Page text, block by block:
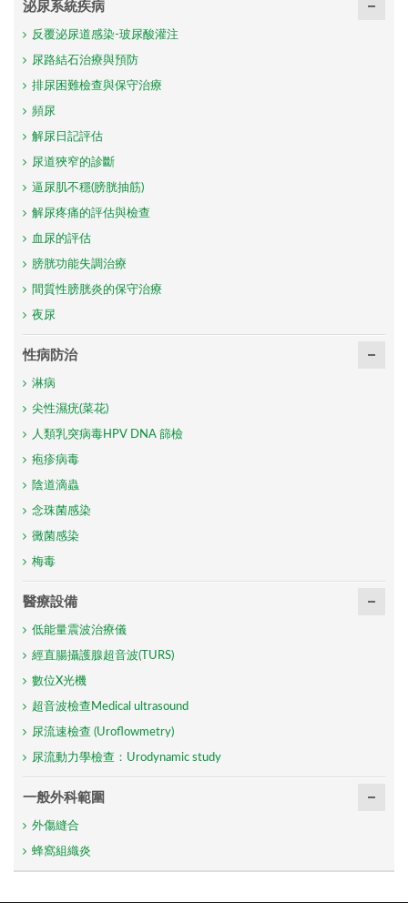
泌尿系統疾病
反覆泌尿道感染-玻尿酸灌注
尿路結石治療與預防
排尿困難檢查與保守治療
頻尿
解尿日記評估
尿道狹窄的診斷
逼尿肌不穩(膀胱抽筋)
解尿疼痛的評估與檢查
血尿的評估
膀胱功能失調治療
間質性膀胱炎的保守治療
夜尿
性病防治
淋病
尖性濕疣(菜花)
人類乳突病毒HPV DNA 篩檢
疱疹病毒
陰道滴蟲
念珠菌感染
黴菌感染
梅毒
醫療設備
低能量震波治療儀
經直腸攝護腺超音波(TURS)
數位X光機
超音波檢查Medical ultrasound
尿流速檢查 (Uroflowmetry)
尿流動力學檢查：Urodynamic study
一般外科範圍
外傷縫合
蜂窩組織炎